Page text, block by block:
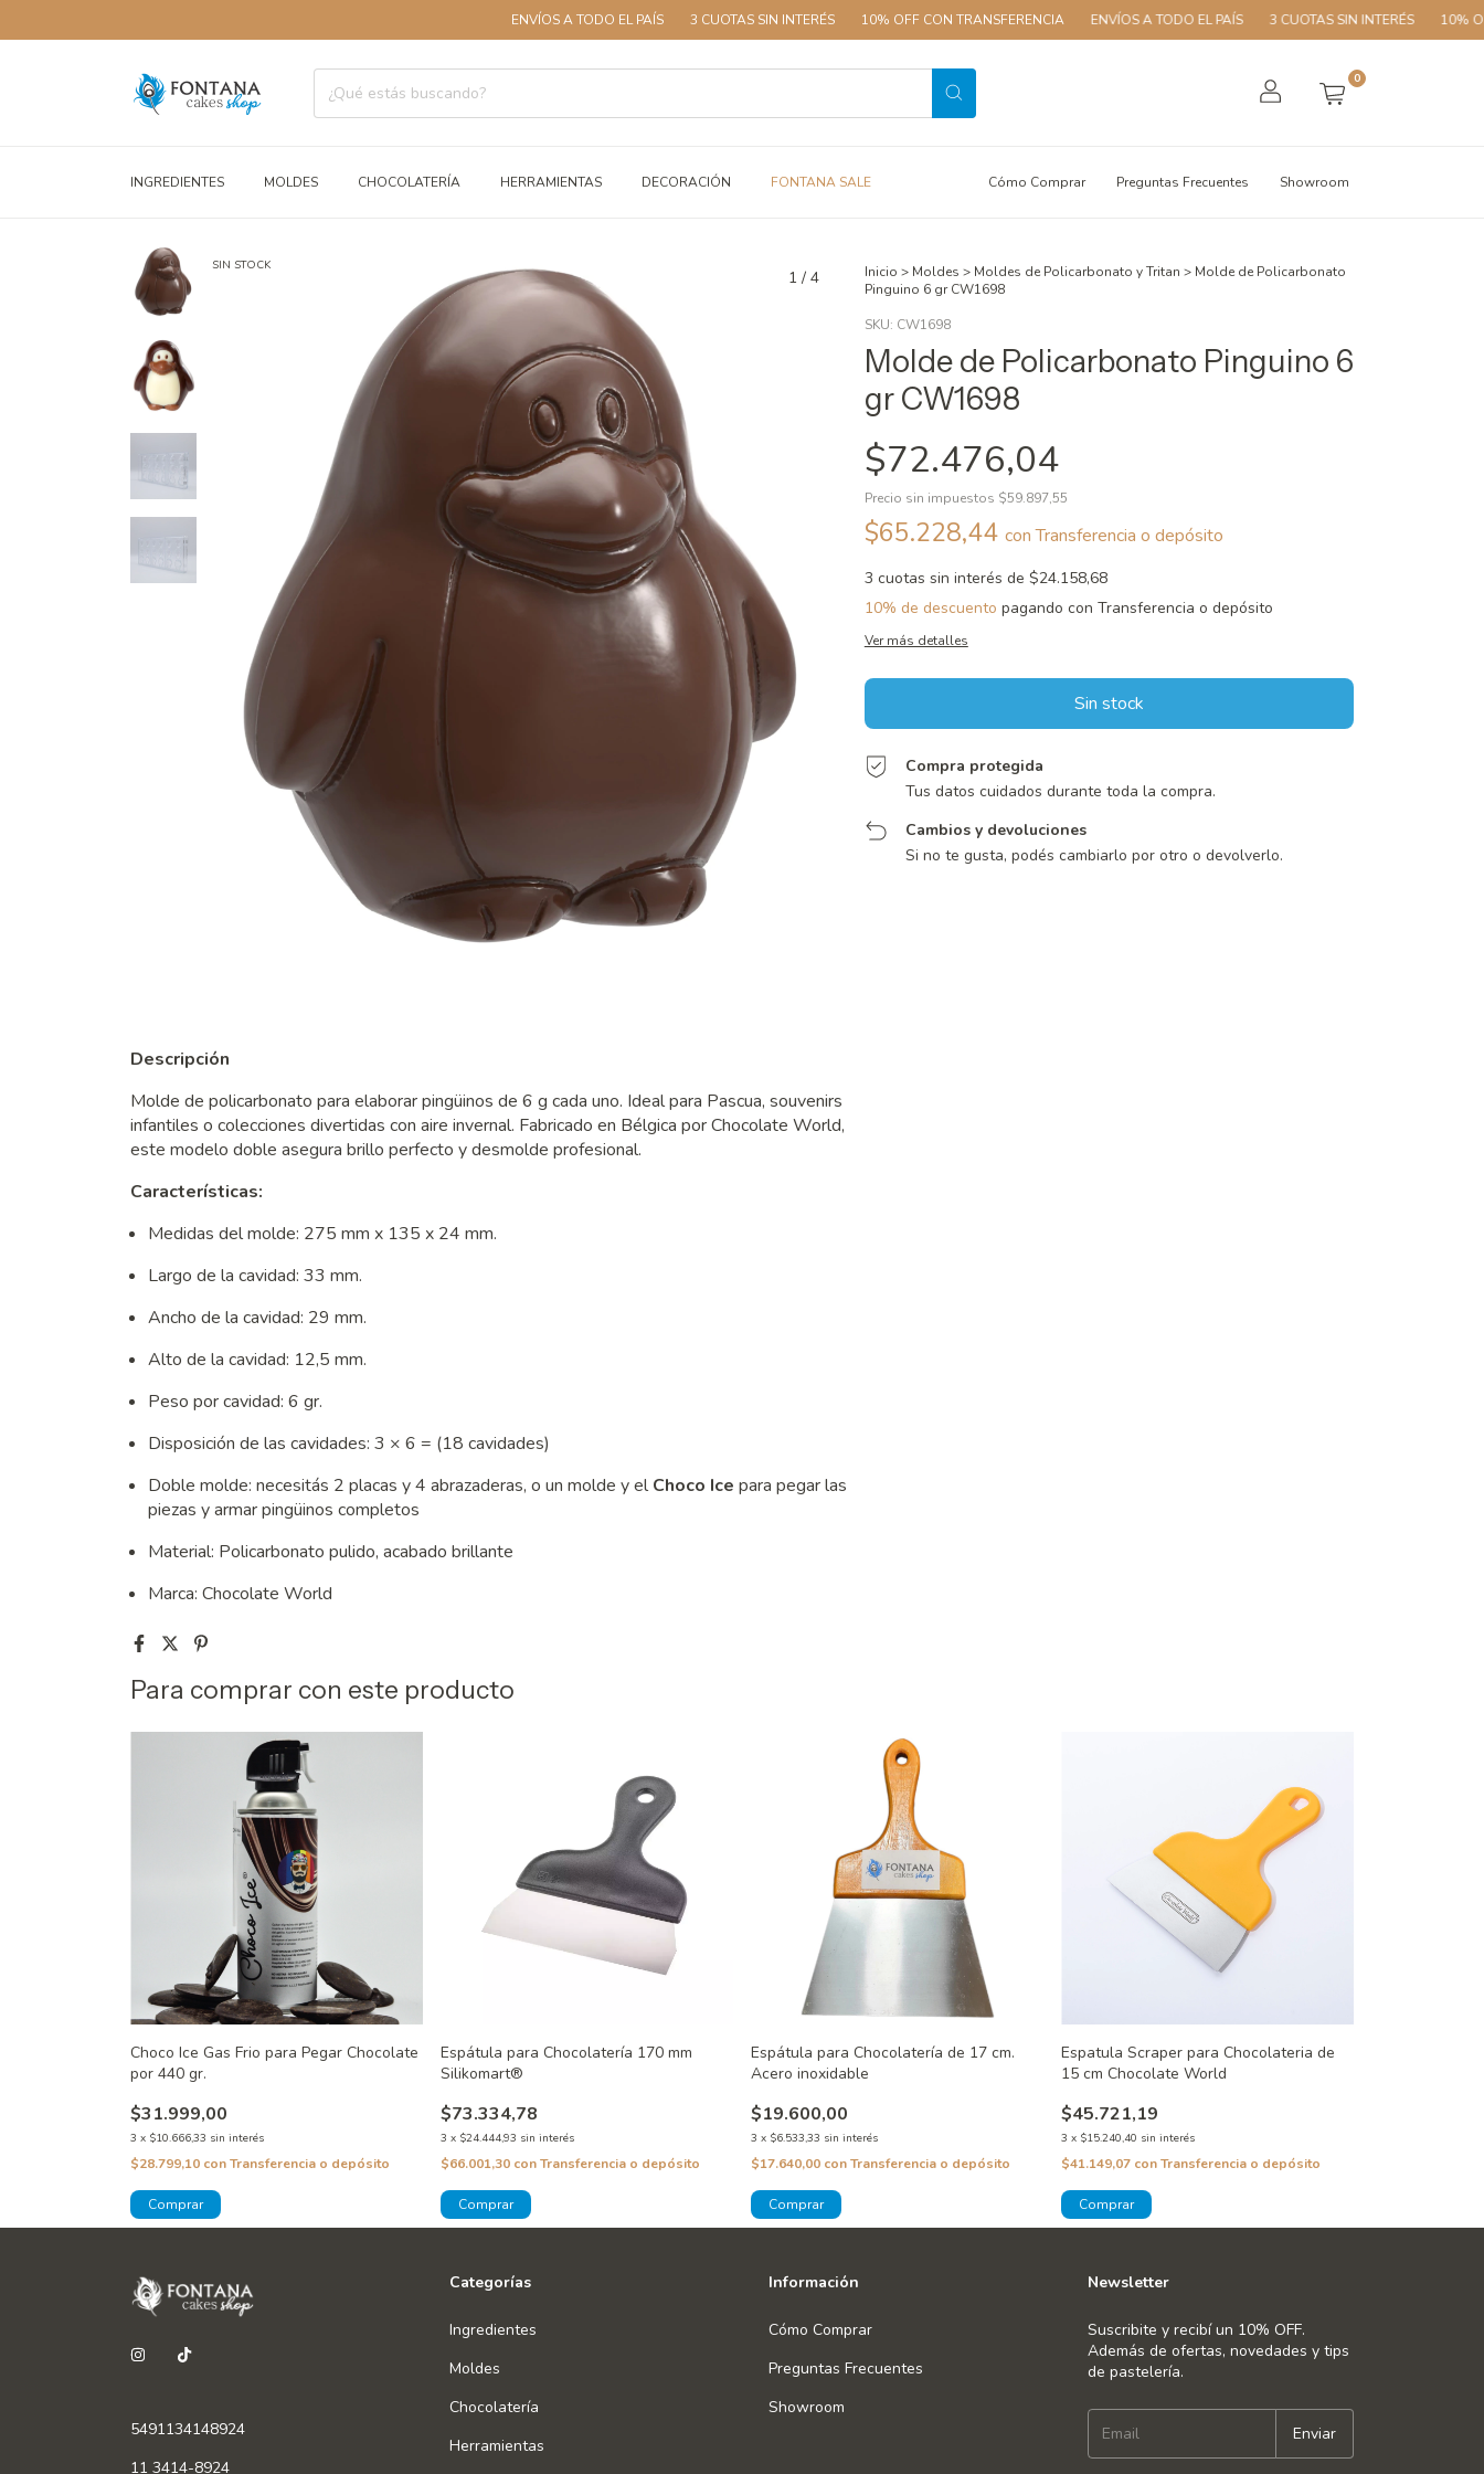
ENVÍOS A TODO EL PAÍS 3 CUOTAS SIN INTERÉS 10% OFF CON TRANSFERENCIA ENVÍOS A TODO EL PAÍS 3 CUOTAS SIN INTERÉS 10% OFF CON
0
INGREDIENTES MOLDES CHOCOLATERÍA HERRAMIENTAS DECORACIÓN FONTANA SALE Cómo Comprar Preguntas Frecuentes Showroom
SIN STOCK
1 / 4 Inicio > Moldes > Moldes de Policarbonato y Tritan > Molde de Policarbonato
Pinguino 6 gr CW1698
SKU: CW1698
Molde de Policarbonato Pinguino 6
gr CW1698
$72.476,04
Precio sin impuestos $59.897,55
$65.228,44 con Transferencia o depósito
3 cuotas sin interés de $24.158,68
10% de descuento pagando con Transferencia o depósito
Ver más detalles
Compra protegida
Tus datos cuidados durante toda la compra.
Cambios y devoluciones
Si no te gusta, podés cambiarlo por otro o devolverlo.
Descripción
Molde de policarbonato para elaborar pingüinos de 6 g cada uno. Ideal para Pascua, souvenirs
infantiles o colecciones divertidas con aire invernal. Fabricado en Bélgica por Chocolate World,
este modelo doble asegura brillo perfecto y desmolde profesional.
Características:
Medidas del molde: 275 mm x 135 x 24 mm.
Largo de la cavidad: 33 mm.
Ancho de la cavidad: 29 mm.
Alto de la cavidad: 12,5 mm.
Peso por cavidad: 6 gr.
Disposición de las cavidades: 3 × 6 = (18 cavidades)
Doble molde: necesitás 2 placas y 4 abrazaderas, o un molde y elChoco Ice para pegar las
piezas y armar pingüinos completos
Material: Policarbonato pulido, acabado brillante
Marca: Chocolate World
Para comprar con este producto
Choco Ice Gas Frio para Pegar Chocolate
por 440 gr.
$31.999,00
3 x $10.666,33 sin interés
$28.799,10 conTransferencia o depósito
Espátula para Chocolatería 170 mm
Silikomart®
$73.334,78
3 x $24.444,93 sin interés
$66.001,30 conTransferencia o depósito
Espátula para Chocolatería de 17 cm.
Acero inoxidable
$19.600,00
3 x $6.533,33 sin interés
$17.640,00 conTransferencia o depósito
Espatula Scraper para Chocolateria de
15 cm Chocolate World
$45.721,19
3 x $15.240,40 sin interés
$41.149,07 conTransferencia o depósito
5491134148924
11 3414-8924
Categorías
Ingredientes
Moldes
Chocolatería
Herramientas
Información
Cómo Comprar
Preguntas Frecuentes
Showroom
Newsletter
Suscribite y recibí un 10% OFF.
Además de ofertas, novedades y tips
de pastelería.